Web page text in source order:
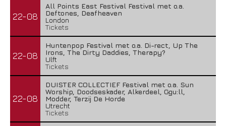
22-08
All Points East Festival Festival met o.a.
Deftones, Deafheaven
London
Tickets
22-08
Huntenpop Festival met o.a. Di-rect, Up The
Irons, The Dirty Daddies, Therapy?
Ulft
Tickets
22-08
DUISTER COLLECTIEF Festival met o.a. Sun
Worship, Doodseskader, Alkerdeel, Ggu:ll,
Modder, Terzij De Horde
Utrecht
Tickets